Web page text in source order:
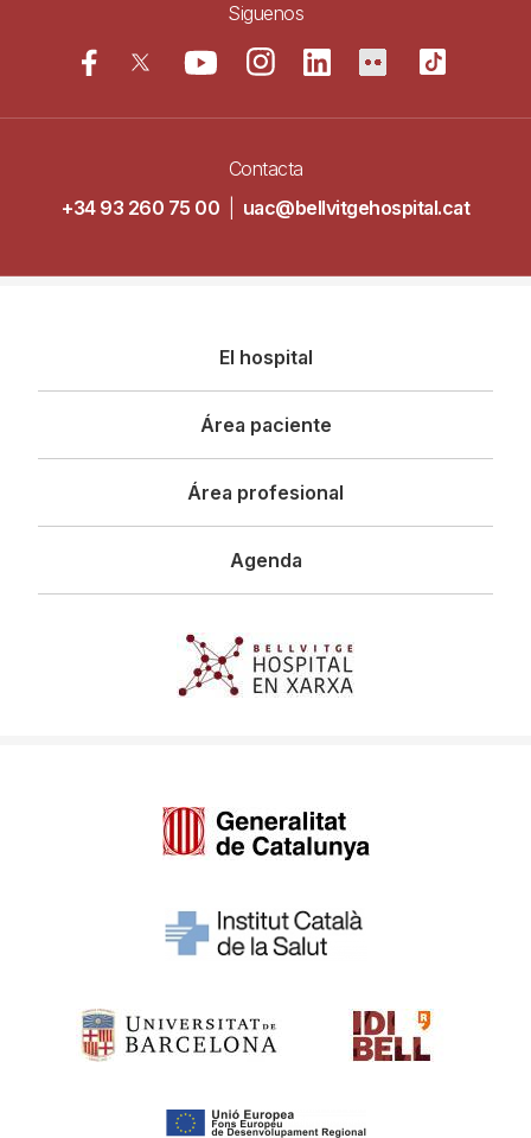
Siguenos
Contacta
+34 93 260 75 00
uac@bellvitgehospital.cat
principal
El hospital
Área paciente
Área profesional
Agenda